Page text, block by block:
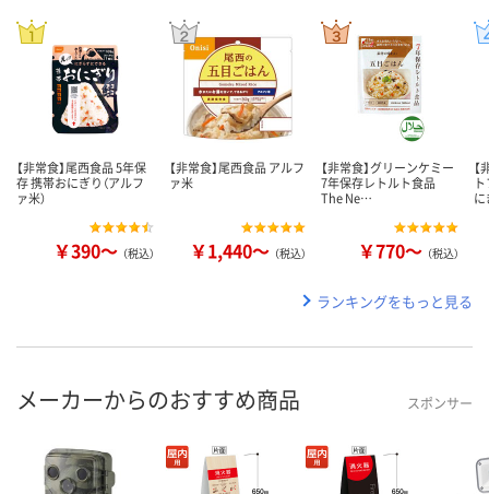
【非常食】尾西食品 5年保
存 携帯おにぎり（アルフ
ァ米）
￥390～ （税込）
【非常食】尾西食品 アルフ
ァ米
￥1,440～ （税込）
【非常食】グリーンケミー
7年保存レトルト食品
The Ne…
￥770～ （税込）
ランキングをもっと見る
メーカーからのおすすめ商品 スポンサー